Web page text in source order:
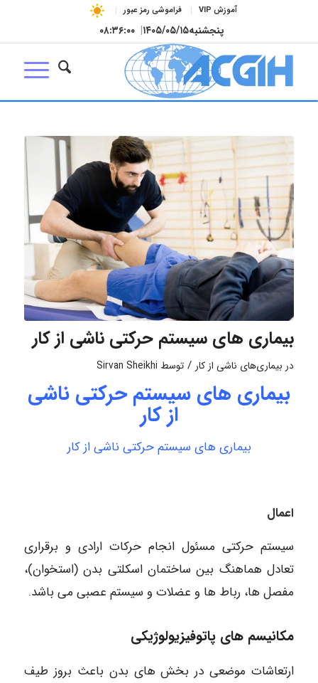
آموزش VIP فراموشی رمز عبور
پنجشنبه۱۴۰۵/۰۵/۱۵| ۰۸:۳۶:۰۱
بیماری های سیستم حرکتی ناشی از کار
در بیماری‌های ناشی از کار / توسط Sirvan Sheikhi
بیماری های سیستم حرکتی ناشی
از کار
بیماری های سیستم حرکتی ناشی از کار
اعمال
سیستم حرکتی مسئول انجام حرکات ارادی و برقراری
تعادل هماهنگ بین ساختمان اسکلتی بدن (استخوان)،
مفصل ها، رباط ها و عضلات و سیستم عصبی می باشد.
مکانیسم های پاتوفیزیولوژیکی
ارتعاشات موضعی در بخش های بدن باعث بروز طیف